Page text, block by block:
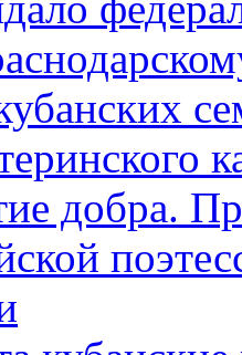
добра.